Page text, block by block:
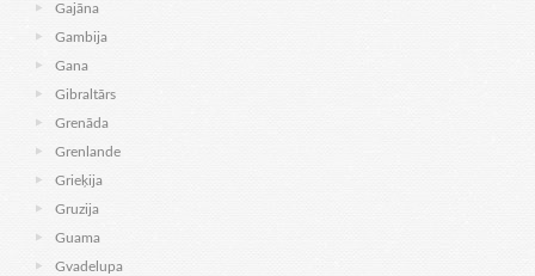
Gajāna
Gambija
Gana
Gibraltārs
Grenāda
Grenlande
Grieķija
Gruzija
Guama
Gvadelupa